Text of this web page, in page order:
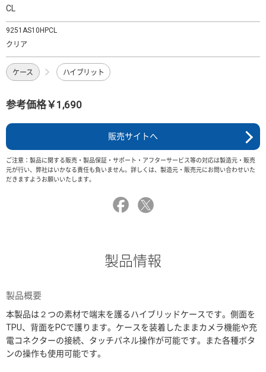
CL
9251AS10HPCL
クリア
ケース ハイブリット
参考価格￥1,690
販売サイトへ
ご注意：製品に関する販売・製品保証・サポート・アフターサービス等の対応は製造元・販売
元が行い、弊社はいかなる責任も負いません。詳しくは、製造元・販売元にお問い合わせいた
だきますようお願いいたします。
製品情報
製品概要
本製品は２つの素材で端末を護るハイブリッドケースです。側面を
TPU、背面をPCで護ります。ケースを装着したままカメラ機能や充
電コネクターの接続、タッチパネル操作が可能です。また各種ボタ
ンの操作も使用可能です。